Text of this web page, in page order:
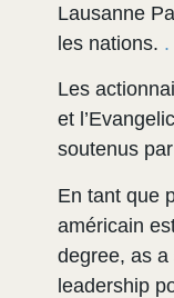
Lausanne
les nations. .
Les
et
soutenus
En tant que
américain
degree, as
leadership